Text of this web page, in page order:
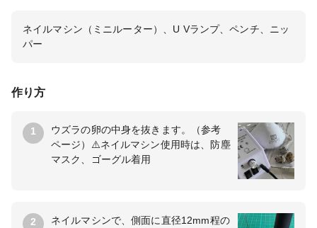
作り方
1
ウズラの卵の中身を抜きます。（参考
ページ）⚠️ネイルマシン使用時は、防塵
マスク、ゴーグル着用
2
ネイルマシンで、側面に直径12mm程の
ネイルマシン（ミニルーター）、U Vランプ、ペンチ、ニッ
パー